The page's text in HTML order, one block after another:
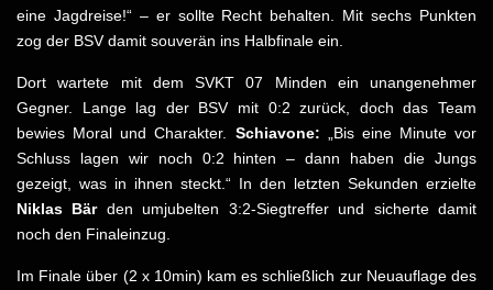
eine Jagdreise!“ – er sollte Recht behalten. Mit sechs Punkten
zog der BSV damit souverän ins Halbfinale ein.
Dort wartete mit dem SVKT 07 Minden ein unangenehmer
Gegner. Lange lag der BSV mit 0:2 zurück, doch das Team
bewies Moral und Charakter. Schiavone: „Bis eine Minute vor
Schluss lagen wir noch 0:2 hinten – dann haben die Jungs
gezeigt, was in ihnen steckt.“ In den letzten Sekunden erzielte
Niklas Bärden umjubelten 3:2-Siegtreffer und sicherte damit
noch den Finaleinzug.
Im Finale über (2 x 10min) kam es schließlich zur Neuauflage des